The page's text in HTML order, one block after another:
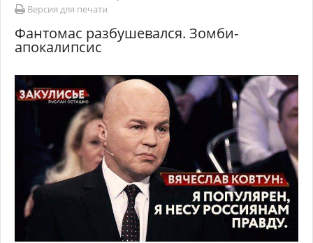
Версия для печати
Фантомас разбушевался. Зомби-
апокалипсис